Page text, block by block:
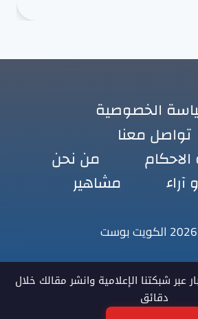
الخصوصية
تواصل معنا
من نحن
مشاهير
عبر شبكتنا الإعلامية وانشر مقالك خلال
دقائق